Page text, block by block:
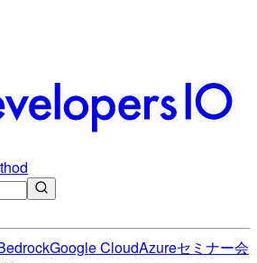
Google CloudAzureセミナー会